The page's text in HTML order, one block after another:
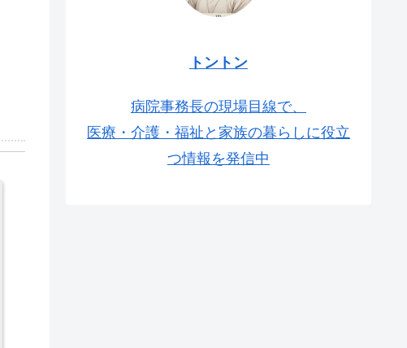
トントン
病院事務長の現場目線で、
医療・介護・福祉と家族の暮らしに役立
つ情報を発信中